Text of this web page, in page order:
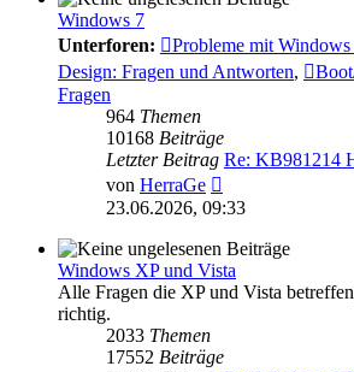
Windows 7
Unterforen:
Probleme mit Windows
Design: Fragen und Antworten,
Fragen
964 Themen
10168 Beiträge
Letzter Beitrag Re: KB981214
von HerraGe
Beitrag
23.06.2026, 09:33
Windows XP und Vista
Alle Fragen die XP und Vista
richtig.
2033 Themen
17552 Beiträge